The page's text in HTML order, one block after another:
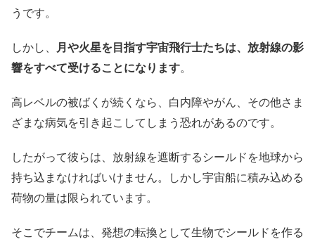
うです。
しかし、
月や火星を目指す宇宙飛行士たちは、放射線の影
響をすべて受けることになります。
高レベルの被ばくが続くなら、白内障やがん、その他さま
ざまな病気を引き起こしてしまう恐れがあるのです。
したがって彼らは、放射線を遮断するシールドを地球から
持ち込まなければいけません。しかし宇宙船に積み込める
荷物の量は限られています。
そこでチームは、発想の転換として生物でシールドを作る